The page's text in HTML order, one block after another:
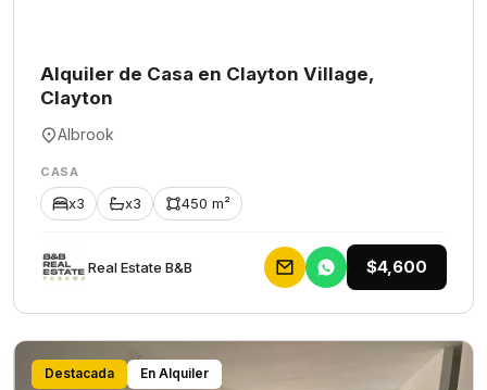
Alquiler de Casa en Clayton Village,
Clayton
Albrook
CASA
x3 x3 450 m²
Rеаl Еstаtе В&В $4,600
Destacada En Alquiler